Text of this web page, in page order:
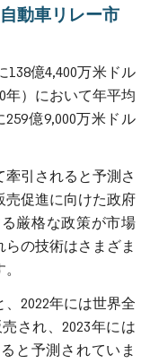
動車リレー市
138億4,400万米ドル
年）において年平均
億9,000万米ドル
引されると予測さ
売促進に向けた政府
厳格な政策が市場
の技術はさまざま
2022年には世界全
され、2023年には
と予測されていま